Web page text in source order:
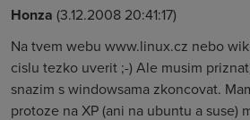
Honza (3.12.2008 20:41:17)
Na tvem webu www.linux.cz nebo
cislu tezko uverit ;-) Ale musim
snazim s windowsama zkoncovat.
protoze na XP (ani na ubuntu a suse)